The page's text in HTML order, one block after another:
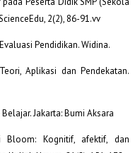
2(2), 86-91.vv
Pendidikan. Widina.
Aplikasi dan Pendekatan.
Jakarta: Bumi Aksara
Bloom: Kognitif, afektif, dan